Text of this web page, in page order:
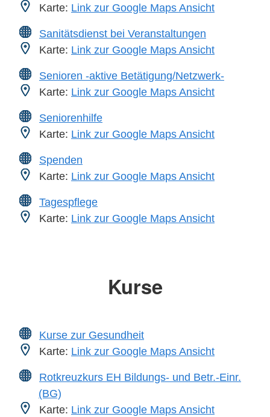
Karte: Link zur Google Maps Ansicht
Sanitätsdienst bei Veranstaltungen
Karte: Link zur Google Maps Ansicht
Senioren -aktive Betätigung/Netzwerk-
Karte: Link zur Google Maps Ansicht
Seniorenhilfe
Karte: Link zur Google Maps Ansicht
Spenden
Karte: Link zur Google Maps Ansicht
Tagespflege
Karte: Link zur Google Maps Ansicht
Kurse
Kurse zur Gesundheit
Karte: Link zur Google Maps Ansicht
Rotkreuzkurs EH Bildungs- und Betr.-Einr.
(BG)
Karte: Link zur Google Maps Ansicht